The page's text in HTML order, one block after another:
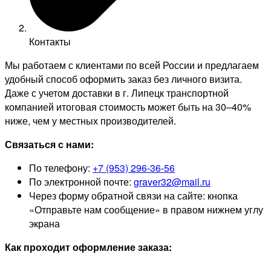
Контакты
Мы работаем с клиентами по всей России и предлагаем
удобный способ оформить заказ без личного визита.
Даже с учетом доставки в г. Липецк транспортной
компанией итоговая стоимость может быть на 30–40%
ниже, чем у местных производителей.
Связаться с нами:
По телефону: +7 (953) 296-36-56
По электронной почте: graver32@mail.ru
Через форму обратной связи на сайте: кнопка
«Отправьте нам сообщение» в правом нижнем углу
экрана
Как проходит оформление заказа: